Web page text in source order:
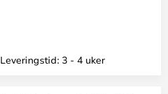
Leveringstid: 3 - 4 uker